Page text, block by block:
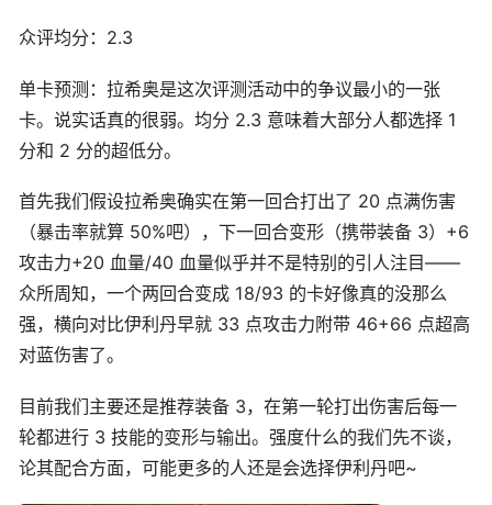
众评均分：2.3
单卡预测：拉希奥是这次评测活动中的争议最小的一张
卡。说实话真的很弱。均分 2.3 意味着大部分人都选择 1
分和 2 分的超低分。
首先我们假设拉希奥确实在第一回合打出了 20 点满伤害
（暴击率就算 50%吧），下一回合变形（携带装备 3）+6
攻击力+20 血量/40 血量似乎并不是特别的引人注目——
众所周知，一个两回合变成 18/93 的卡好像真的没那么
强，横向对比伊利丹早就 33 点攻击力附带 46+66 点超高
对蓝伤害了。
目前我们主要还是推荐装备 3，在第一轮打出伤害后每一
轮都进行 3 技能的变形与输出。强度什么的我们先不谈，
论其配合方面，可能更多的人还是会选择伊利丹吧~